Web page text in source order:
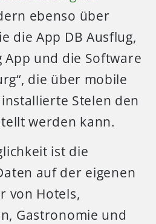
ebenso über
die App DB Ausflug,
und die Software
die über mobile
Stelen den
werden kann.
ist die
auf der eigenen
von Hotels,
Gastronomie und